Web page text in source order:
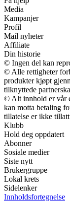
Media
Kampanjer
Profil
Mail nyheter
Affiliate
Din historie
© Ingen del kan
© Alle rettigheter
produkter kjøpt
tilknyttede
© Alt innhold er vår
kan motta betaling
tillatelse er ikke
Klubb
Hold deg oppdatert
Abonner
Sosiale medier
Siste nytt
Brukergruppe
Lokal krets
Sidelenker
Innholdsfortegnelse